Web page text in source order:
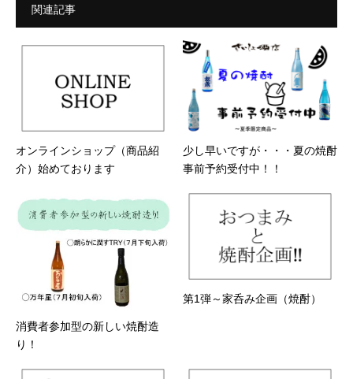
関連記事
オンラインショップ（商品紹
介）始めております
少し早いですが・・・夏の焼酎
事前予約受付中！！
消費者参加型の新しい焼酎造
り！
第1弾～家呑み企画（焼酎）